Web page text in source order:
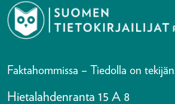
Faktahommissa – Tiedolla on
Hietalahdenranta 15 A 8